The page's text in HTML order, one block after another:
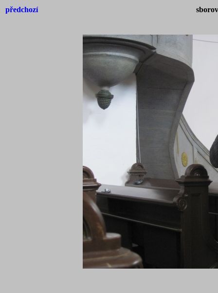
předchozí